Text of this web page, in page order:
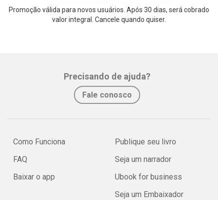
Promoção válida para novos usuários. Após 30 dias, será cobrado
valor integral. Cancele quando quiser.
Precisando de ajuda?
Fale conosco
Como Funciona
FAQ
Baixar o app
Publique seu livro
Seja um narrador
Ubook for business
Seja um Embaixador